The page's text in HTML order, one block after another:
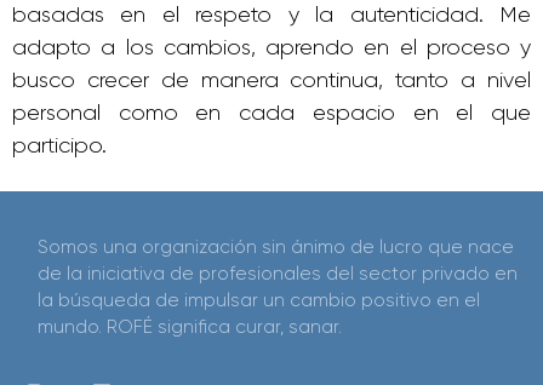
basadas en el respeto y la autenticidad. Me
adapto a los cambios, aprendo en el proceso y
busco crecer de manera continua, tanto a nivel
personal como en cada espacio en el que
participo.
Somos una organización sin ánimo de lucro que nace
de la iniciativa de profesionales del sector privado en
la búsqueda de impulsar un cambio positivo en el
mundo. ROFÉ significa curar, sanar.